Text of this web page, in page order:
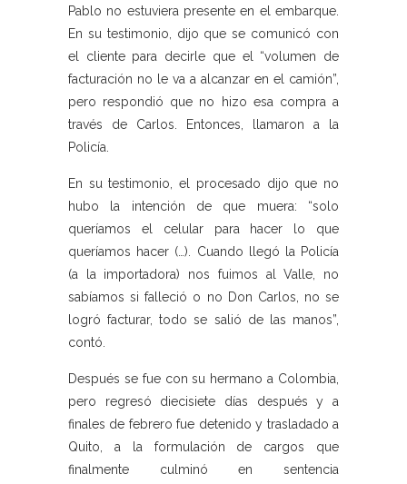
Pablo no estuviera presente en el embarque.
En su testimonio, dijo que se comunicó con
el cliente para decirle que el “volumen de
facturación no le va a alcanzar en el camión”,
pero respondió que no hizo esa compra a
través de Carlos. Entonces, llamaron a la
Policía.
En su testimonio, el procesado dijo que no
hubo la intención de que muera: “solo
queríamos el celular para hacer lo que
queríamos hacer (…). Cuando llegó la Policía
(a la importadora) nos fuimos al Valle, no
sabíamos si falleció o no Don Carlos, no se
logró facturar, todo se salió de las manos”,
contó.
Después se fue con su hermano a Colombia,
pero regresó diecisiete días después y a
finales de febrero fue detenido y trasladado a
Quito, a la formulación de cargos que
finalmente culminó en sentencia